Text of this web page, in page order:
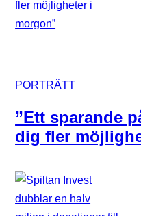
PORTRÄTT
”Ett sparande
dig fler